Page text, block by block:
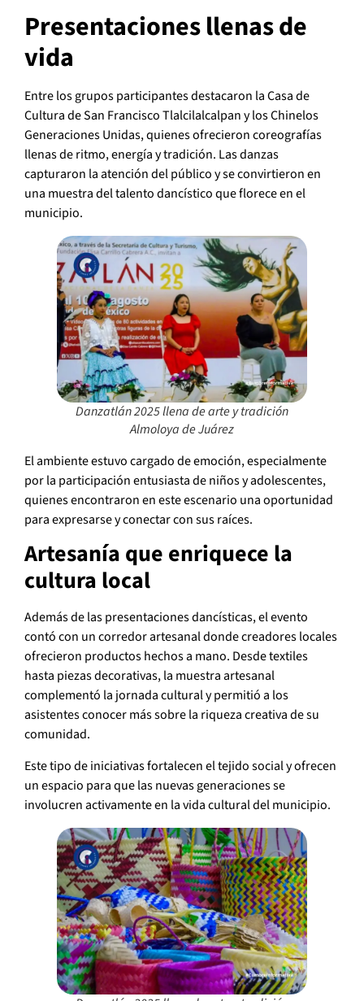
Presentaciones llenas de
vida
Entre los grupos participantes destacaron la Casa de
Cultura de San Francisco Tlalcilalcalpan y los Chinelos
Generaciones Unidas, quienes ofrecieron coreografías
llenas de ritmo, energía y tradición. Las danzas
capturaron la atención del público y se convirtieron en
una muestra del talento dancístico que florece en el
municipio.
Danzatlán 2025 llena de arte y tradición
Almoloya de Juárez
El ambiente estuvo cargado de emoción, especialmente
por la participación entusiasta de niños y adolescentes,
quienes encontraron en este escenario una oportunidad
para expresarse y conectar con sus raíces.
Artesanía que enriquece la
cultura local
Además de las presentaciones dancísticas, el evento
contó con un corredor artesanal donde creadores locales
ofrecieron productos hechos a mano. Desde textiles
hasta piezas decorativas, la muestra artesanal
complementó la jornada cultural y permitió a los
asistentes conocer más sobre la riqueza creativa de su
comunidad.
Este tipo de iniciativas fortalecen el tejido social y ofrecen
un espacio para que las nuevas generaciones se
involucren activamente en la vida cultural del municipio.